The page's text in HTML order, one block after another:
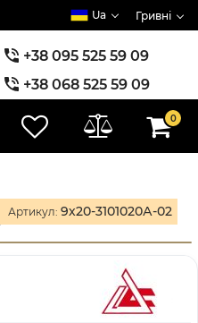
Ua Гривні
+38 095 525 59 09
+38 068 525 59 09
+38 073 525 59 09
0
Артикул: 9х20-3101020А-02